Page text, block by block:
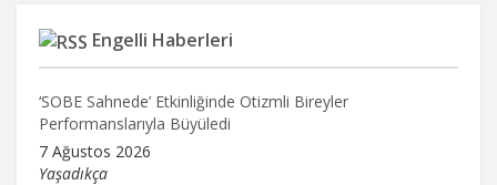
Engelli Haberleri
‘SOBE Sahnede’ Etkinliğinde Otizmli Bireyler
Performanslarıyla Büyüledi
7 Ağustos 2026
Yaşadıkça